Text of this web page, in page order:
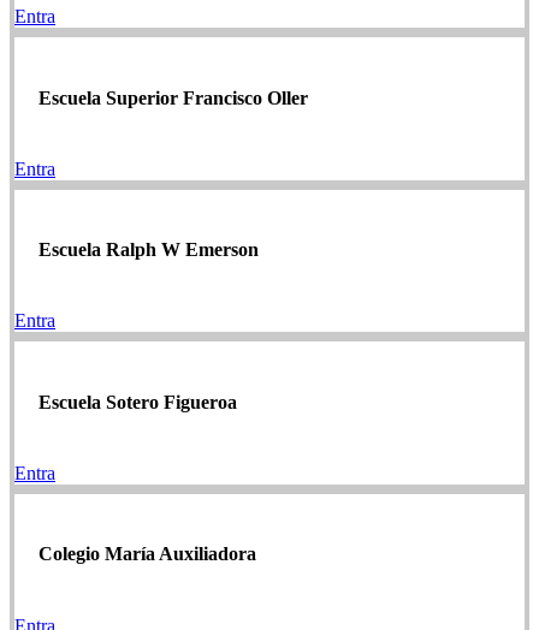
Entra
Escuela Superior Francisco Oller
Entra
Escuela Ralph W Emerson
Entra
Escuela Sotero Figueroa
Entra
Colegio María Auxiliadora
Entra